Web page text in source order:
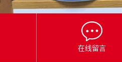
在线留言